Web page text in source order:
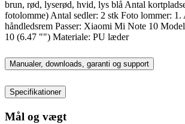
brun, rød, lyserød, hvid, lys blå Antal
fotolomme) Antal sedler: 2 stk Foto lommer:
håndledsrem Passer: Xiaomi Mi Note 10
10 (6.47 "") Materiale: PU læder
Manualer, downloads, garanti og support
Specifikationer
Mål og vægt